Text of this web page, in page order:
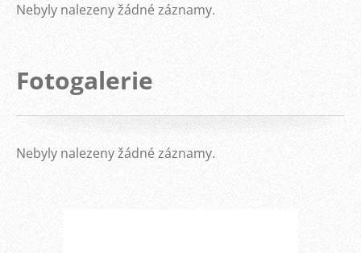
Nebyly nalezeny žádné záznamy.
Fotogalerie
Nebyly nalezeny žádné záznamy.